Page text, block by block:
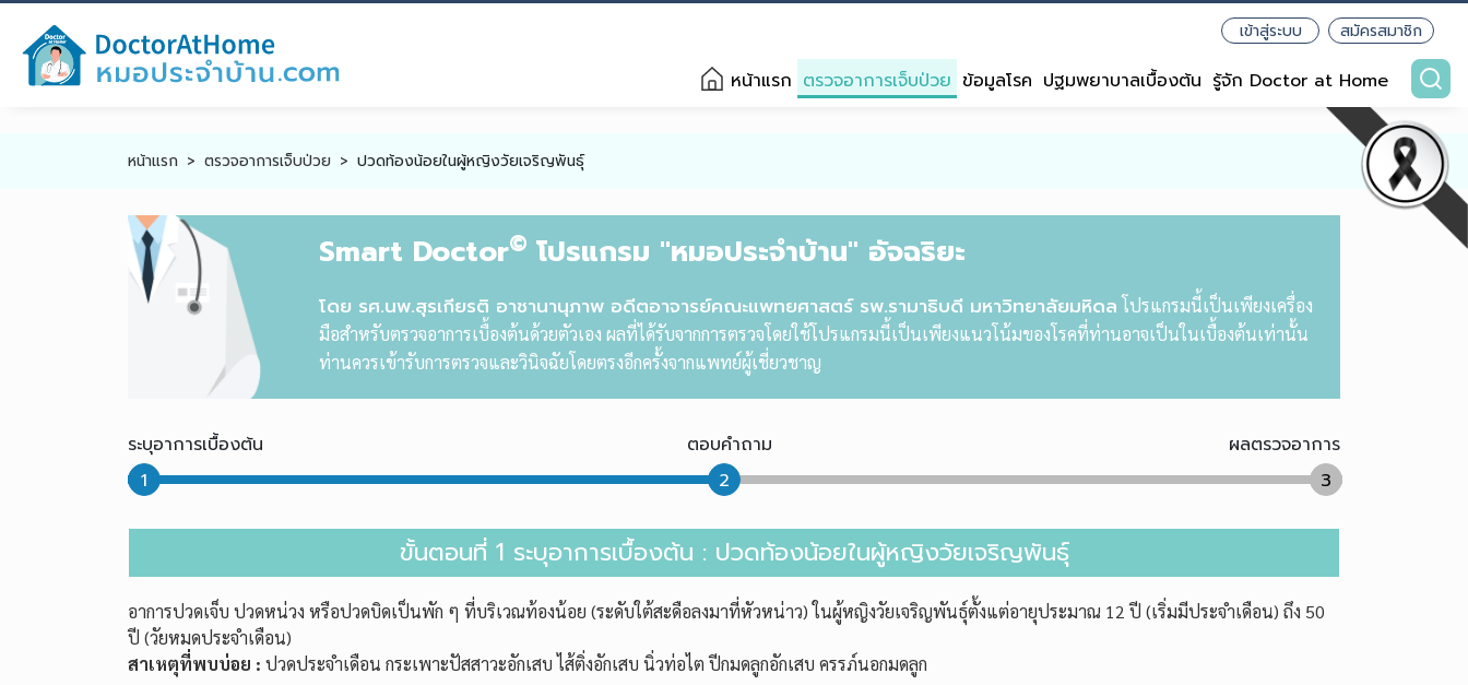
สมัครสมาชิก
เข้าสู่ระบบ
หน้าแรก ตรวจอาการเจ็บป่วย ข้อมูลโรค ปฐมพยาบาลเบื้องต้น รู้จัก Doctor at Home
หน้าแรก ตรวจอาการเจ็บป่วย ปวดท้องน้อยในผู้หญิงวัยเจริญพันธุ์
Smart Doctor© โปรแกรม "หมอประจำบ้าน" อัจฉริยะ
โดย รศ.นพ.สุรเกียรติ อาชานานุภาพ อดีตอาจารย์คณะแพทยศาสตร์ รพ.รามาธิบดี มหาวิทยาลัยมหิดล โปรแกรมนี้เป็นเพียงเครื่อง
มือสำหรับตรวจอาการเบื้องต้นด้วยตัวเอง ผลที่ได้รับจากการตรวจโดยใช้โปรแกรมนี้เป็นเพียงแนวโน้มของโรคที่ท่านอาจเป็นในเบื้องต้นเท่านั้น
ท่านควรเข้ารับการตรวจและวินิจฉัยโดยตรงอีกครั้งจากแพทย์ผู้เชี่ยวชาญ
ระบุอาการเบื้องต้น ตอบคำถาม
ผลตรวจอาการ
1
2 3
ขั้นตอนที่ 1 ระบุอาการเบื้องต้น : ปวดท้องน้อยในผู้หญิงวัยเจริญพันธุ์
อาการปวดเจ็บ ปวดหน่วง หรือปวดบิดเป็นพัก ๆ ที่บริเวณท้องน้อย (ระดับใต้สะดือลงมาที่หัวหน่าว) ในผู้หญิงวัยเจริญพันธุ์ตั้งแต่อายุประมาณ 12 ปี (เริ่มมีประจำเดือน) ถึง 50
ปี (วัยหมดประจำเดือน)
สาเหตุที่พบบ่อย : ปวดประจำเดือน กระเพาะปัสสาวะอักเสบ ไส้ติ่งอักเสบ นิ่วท่อไต ปีกมดลูกอักเสบ ครรภ์นอกมดลูก